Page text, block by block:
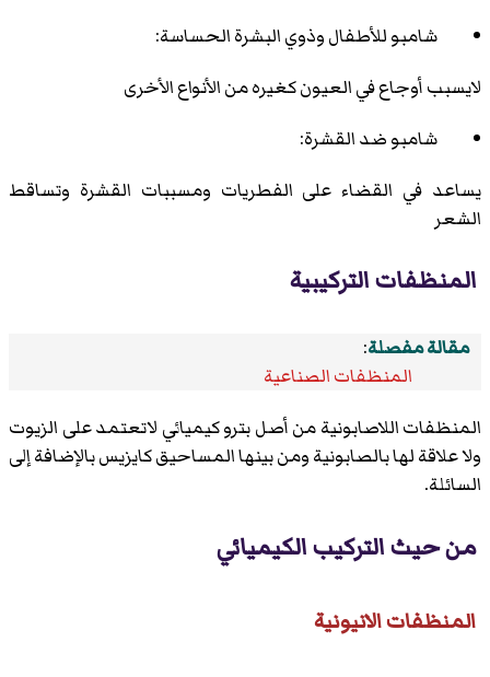
شامبو للأطفال وذوي البشرة الحساسة:
لايسبب أوجاع في العيون كغيره من الأنواع الأخرى
شامبو ضد القشرة:
يساعد في القضاء على الفطريات ومسببات القشرة وتساقط
الشعر
المنظفات التركيبية
مقالة مفصلة:
المنظفات الصناعية
المنظفات اللاصابونية من أصل بترو كيميائي لاتعتمد على الزيوت
ولا علاقة لها بالصابونية ومن بينها المساحيق كايزيس بالإضافة إلى
السائلة.
من حيث التركيب الكيميائي
المنظفات الانيونية